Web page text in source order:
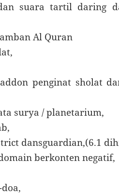
suara tartil daring
Al Quran
penginat sholat
surya / planetarium,
dansguardian,(6.1
berkonten negatif,